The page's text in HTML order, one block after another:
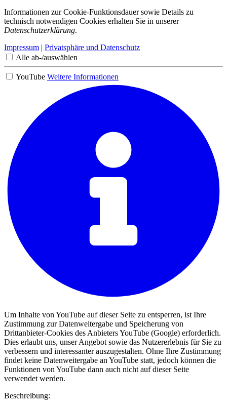
Informationen zur Cookie-Funktionsdauer sowie Details zu
technisch notwendigen Cookies erhalten Sie in unserer
Datenschutzerklärung.
Impressum | Privatsphäre und Datenschutz
Alle ab-/auswählen
YouTube Weitere Informationen
Um Inhalte von YouTube auf dieser Seite zu entsperren, ist Ihre
Zustimmung zur Datenweitergabe und Speicherung von
Drittanbieter-Cookies des Anbieters YouTube (Google) erforderlich.
Dies erlaubt uns, unser Angebot sowie das Nutzererlebnis für Sie zu
verbessern und interessanter auszugestalten. Ohne Ihre Zustimmung
findet keine Datenweitergabe an YouTube statt, jedoch können die
Funktionen von YouTube dann auch nicht auf dieser Seite
verwendet werden.
Beschreibung: